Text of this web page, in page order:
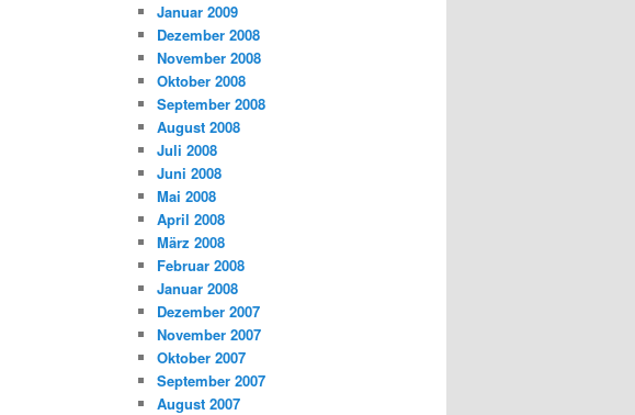
Januar 2009
Dezember 2008
November 2008
Oktober 2008
September 2008
August 2008
Juli 2008
Juni 2008
Mai 2008
April 2008
März 2008
Februar 2008
Januar 2008
Dezember 2007
November 2007
Oktober 2007
September 2007
August 2007